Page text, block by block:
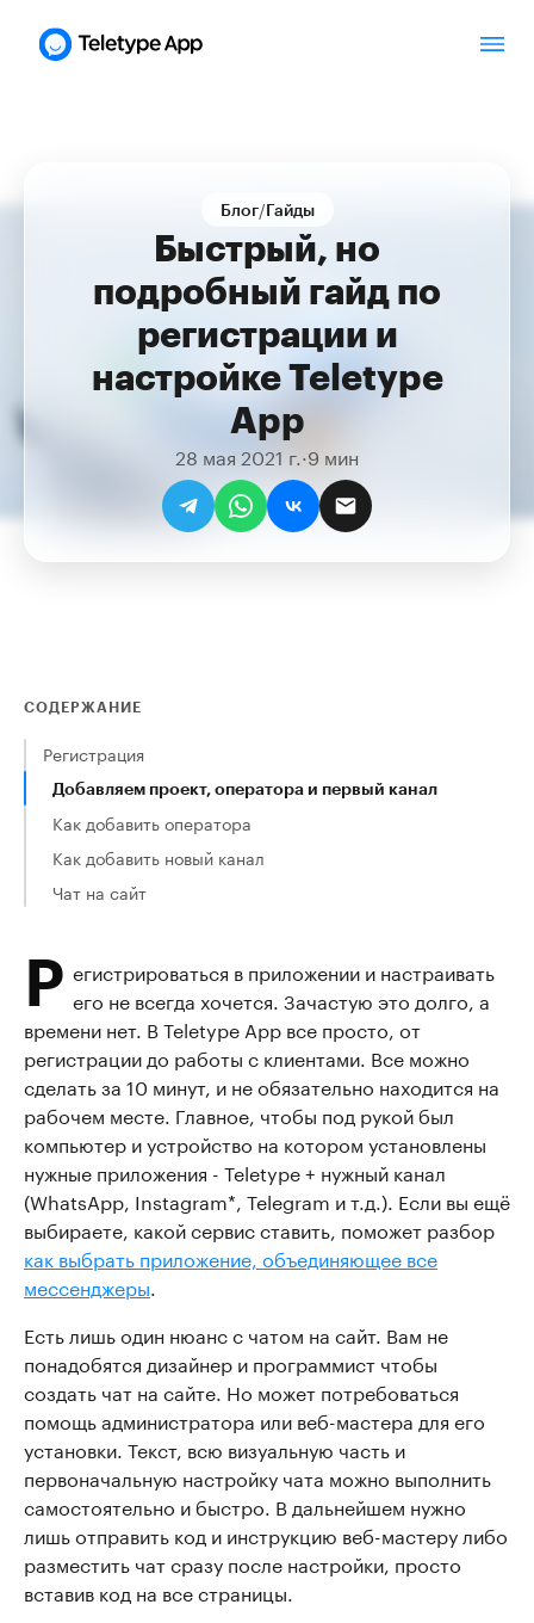
Блог/Гайды
Быстрый, но
подробный гайд по
регистрации и
настройке Teletype
App
28 мая 2021 г.·9 мин
Р егистрироваться в приложении и настраивать
его не всегда хочется. Зачастую это долго, а
времени нет. В Teletype App все просто, от
регистрации до работы с клиентами. Все можно
сделать за 10 минут, и не обязательно находится на
рабочем месте. Главное, чтобы под рукой был
компьютер и устройство на котором установлены
нужные приложения - Teletype + нужный канал
(WhatsApp, Instagram*, Telegram и т.д.). Если вы ещё
выбираете, какой сервис ставить, поможет разбор
как выбрать приложение, объединяющее все
мессенджеры.
Есть лишь один нюанс с чатом на сайт. Вам не
понадобятся дизайнер и программист чтобы
создать чат на сайте. Но может потребоваться
помощь администратора или веб-мастера для его
установки. Текст, всю визуальную часть и
первоначальную настройку чата можно выполнить
самостоятельно и быстро. В дальнейшем нужно
лишь отправить код и инструкцию веб-мастеру либо
разместить чат сразу после настройки, просто
вставив код на все страницы.
СОДЕРЖАНИЕ
Регистрация
Добавляем проект, оператора и первый канал
Как добавить оператора
Как добавить новый канал
Чат на сайт